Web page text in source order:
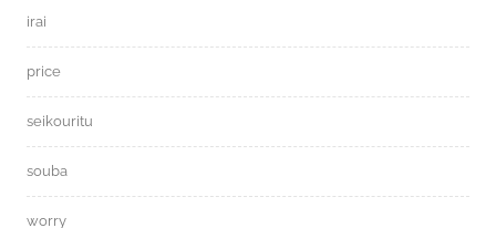
irai
price
seikouritu
souba
worry